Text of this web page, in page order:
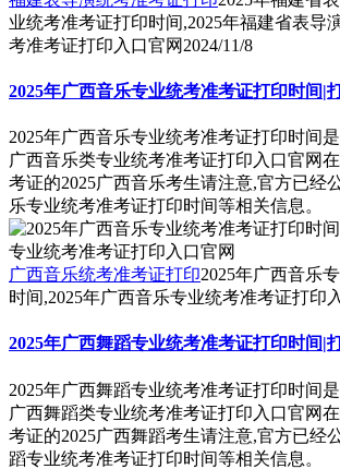
业统考准考证打印时间,2025年福建省表导
考准考证打印入口官网 2024/11/8
2025年广西音乐专业统考准考证打印时间|
2025年广西音乐专业统考准考证打印时间
广西音乐类专业统考准考证打印入口官网
考证的2025广西音乐考生请注意,官方已经
乐专业统考准考证打印时间等相关信息。
广西音乐统考准考证打印2025年广西音乐
时间,2025年广西音乐专业统考准考证打印
2025年广西舞蹈专业统考准考证打印时间|
2025年广西舞蹈专业统考准考证打印时间
广西舞蹈类专业统考准考证打印入口官网
考证的2025广西舞蹈考生请注意,官方已经
蹈专业统考准考证打印时间等相关信息。